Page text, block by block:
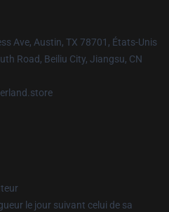
Ave, Austin, TX 78701, États-Unis
Road, Beiliu City, Jiangsu, CN
le jour suivant celui de sa